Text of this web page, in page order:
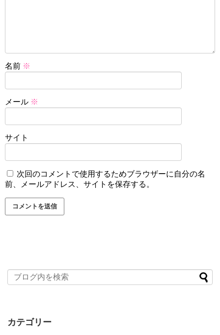
名前 ※
メール ※
サイト
次回のコメントで使用するためブラウザーに自分の名
前、メールアドレス、サイトを保存する。
カテゴリー